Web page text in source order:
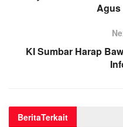
Agus
KI Sumbar Harap
BeritaTerkait